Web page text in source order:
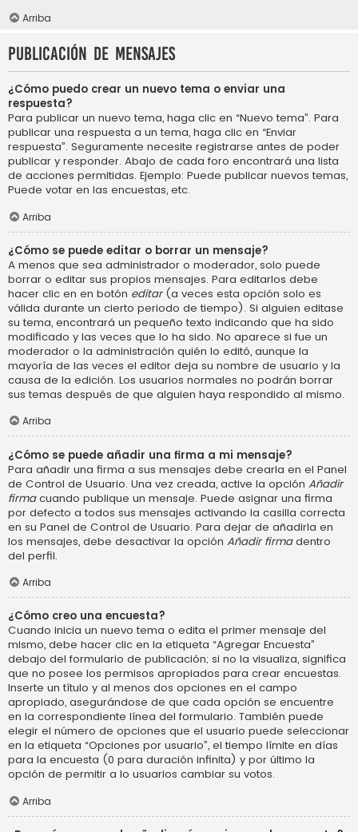
Arriba
Publicación de mensajes
¿Cómo puedo crear un nuevo tema o enviar una
respuesta?
Para publicar un nuevo tema, haga clic en “Nuevo tema”. Para
publicar una respuesta a un tema, haga clic en “Enviar
respuesta”. Seguramente necesite registrarse antes de poder
publicar y responder. Abajo de cada foro encontrará una lista
de acciones permitidas. Ejemplo: Puede publicar nuevos temas,
Puede votar en las encuestas, etc.
Arriba
¿Cómo se puede editar o borrar un mensaje?
A menos que sea administrador o moderador, solo puede
borrar o editar sus propios mensajes. Para editarlos debe
hacer clic en en botón editar(a veces esta opción solo es
válida durante un cierto periodo de tiempo). Si alguien editase
su tema, encontrará un pequeño texto indicando que ha sido
modificado y las veces que lo ha sido. No aparece si fue un
moderador o la administración quién lo editó, aunque la
mayoría de las veces el editor deja su nombre de usuario y la
causa de la edición. Los usuarios normales no podrán borrar
sus temas después de que alguien haya respondido al mismo.
Arriba
¿Cómo se puede añadir una firma a mi mensaje?
Para añadir una firma a sus mensajes debe crearla en el Panel
de Control de Usuario. Una vez creada, active la opción Añadir
firmacuando publique un mensaje. Puede asignar una firma
por defecto a todos sus mensajes activando la casilla correcta
en su Panel de Control de Usuario. Para dejar de añadirla en
los mensajes, debe desactivar la opción Añadir firmadentro
del perfil.
Arriba
¿Cómo creo una encuesta?
Cuando inicia un nuevo tema o edita el primer mensaje del
mismo, debe hacer clic en la etiqueta “Agregar Encuesta”
debajo del formulario de publicación; si no la visualiza, significa
que no posee los permisos apropiados para crear encuestas.
Inserte un título y al menos dos opciones en el campo
apropiado, asegurándose de que cada opción se encuentre
en la correspondiente línea del formulario. También puede
elegir el número de opciones que el usuario puede seleccionar
en la etiqueta “Opciones por usuario”, el tiempo límite en días
para la encuesta (0 para duración infinita) y por último la
opción de permitir a lo usuarios cambiar su votos.
Arriba